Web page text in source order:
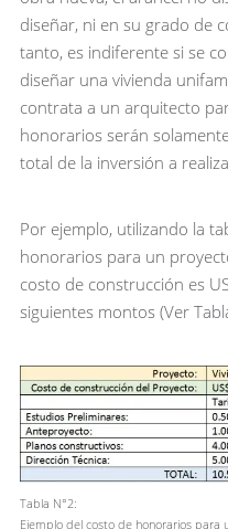
diseñar, ni en su grado de
tanto, es indiferente si se
diseñar una vivienda
contrata a un arquitecto
honorarios serán
total de la inversión a
Por ejemplo, utilizando la
honorarios para un
costo de construcción es
siguientes montos (Ver
Tabla N°2:
Ejemplo del costo de honorarios para